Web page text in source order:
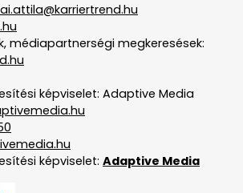
médiapartnerségi megkeresések:
képviselet: Adaptive Media
képviselet: Adaptive Media